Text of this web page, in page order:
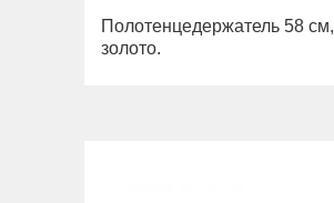
Полотенцедержатель 58 см,
золото.